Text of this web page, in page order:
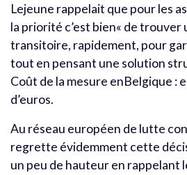
Lejeune rappelait que pour les
la priorité c’est bien« de trouver
transitoire, rapidement, pour
tout en pensant une solution
Coût de la mesure enBelgique :
d’euros.
Au réseau européen de lutte
regrette évidemment cette
un peu de hauteur en rappelant